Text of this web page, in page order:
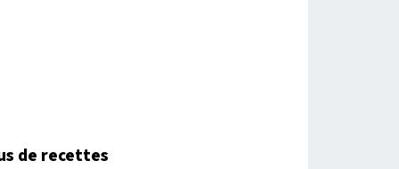
de recettes